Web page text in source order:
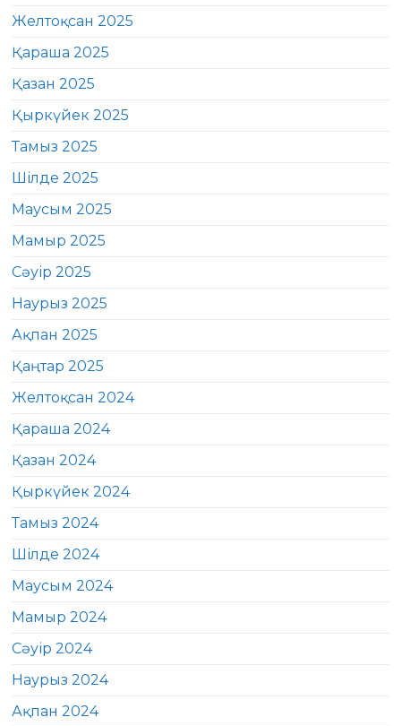
Желтоқсан 2025
Қараша 2025
Қазан 2025
Қыркүйек 2025
Тамыз 2025
Шілде 2025
Маусым 2025
Мамыр 2025
Сәуір 2025
Наурыз 2025
Ақпан 2025
Қаңтар 2025
Желтоқсан 2024
Қараша 2024
Қазан 2024
Қыркүйек 2024
Тамыз 2024
Шілде 2024
Маусым 2024
Мамыр 2024
Сәуір 2024
Наурыз 2024
Ақпан 2024